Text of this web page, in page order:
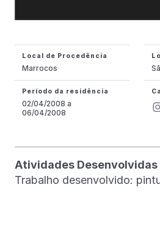
Local de Procedência
Marrocos
Período da residência
02/04/2008 a
06/04/2008
Atividades Desenvolvidas
Trabalho desenvolvido: